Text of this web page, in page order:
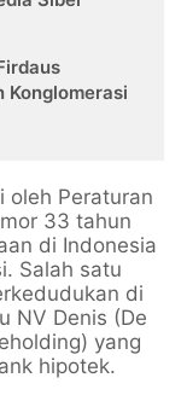
Konglomerasi
oleh Peraturan
33 tahun
di Indonesia
Salah satu
di
NV Denis (De
yang
hipotek.